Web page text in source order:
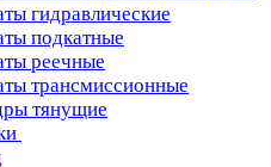
гидравлические
подкатные
реечные
трансмиссионные
тянущие